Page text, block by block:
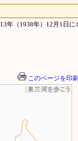
年（1938年）12月1日に
このページを印刷